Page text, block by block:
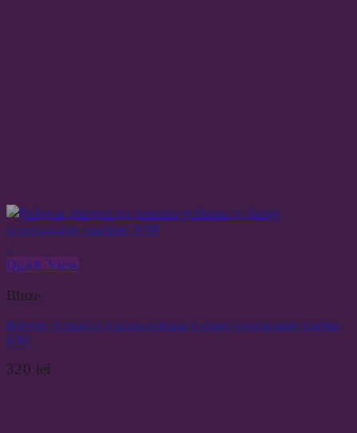
Quick View
Bluze
Pulover tricotat cu textura pufoasa si dungi contrastante marime
S/M
320 lei